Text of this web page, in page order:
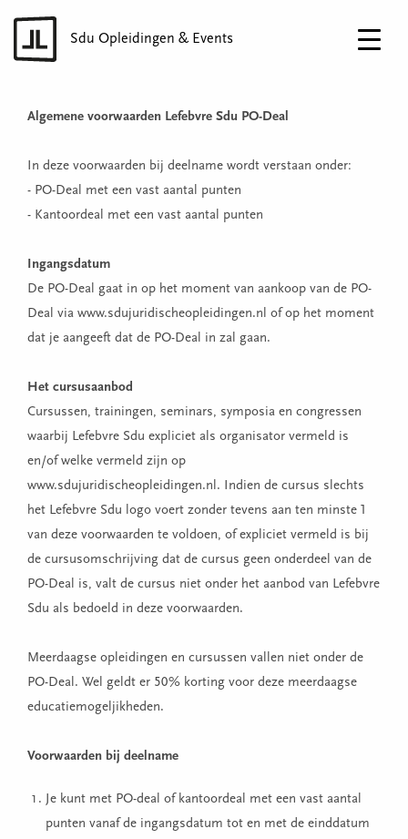
Sdu Opleidingen & Events
Algemene voorwaarden Lefebvre Sdu PO-Deal
In deze voorwaarden bij deelname wordt verstaan onder:
- PO-Deal met een vast aantal punten
- Kantoordeal met een vast aantal punten
Ingangsdatum
De PO-Deal gaat in op het moment van aankoop van de PO-
Deal via www.sdujuridischeopleidingen.nl of op het moment
dat je aangeeft dat de PO-Deal in zal gaan.
Het cursusaanbod
Cursussen, trainingen, seminars, symposia en congressen
waarbij Lefebvre Sdu expliciet als organisator vermeld is
en/of welke vermeld zijn op
www.sdujuridischeopleidingen.nl. Indien de cursus slechts
het Lefebvre Sdu logo voert zonder tevens aan ten minste 1
van deze voorwaarden te voldoen, of expliciet vermeld is bij
de cursusomschrijving dat de cursus geen onderdeel van de
PO-Deal is, valt de cursus niet onder het aanbod van Lefebvre
Sdu als bedoeld in deze voorwaarden.
Meerdaagse opleidingen en cursussen vallen niet onder de
PO-Deal. Wel geldt er 50% korting voor deze meerdaagse
educatiemogeljikheden.
Voorwaarden bij deelname
Je kunt met PO-deal of kantoordeal met een vast aantal
punten vanaf de ingangsdatum tot en met de einddatum